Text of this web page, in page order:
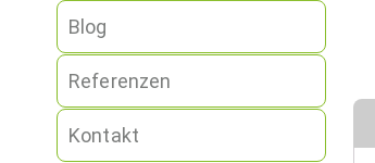
Blog
Referenzen
Kontakt